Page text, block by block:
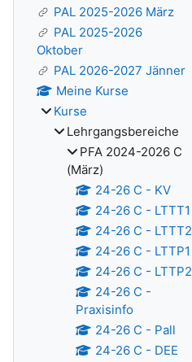
PAL 2025-2026 März
PAL 2025-2026
Oktober
PAL 2026-2027 Jänner
Meine Kurse
Kurse
Lehrgangsbereiche
PFA 2024-2026 C
(März)
24-26 C - KV
24-26 C - LTTT1
24-26 C - LTTT2
24-26 C - LTTP1
24-26 C - LTTP2
24-26 C -
Praxisinfo
24-26 C - Pall
24-26 C - DEE